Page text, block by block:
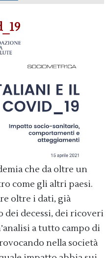
che da oltre un
come gli altri paesi.
oltre i dati, già
dei decessi, dei ricoveri
a tutto campo di
nella società